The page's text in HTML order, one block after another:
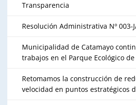
Transparencia
Resolución Administrativa Nº 003-
Municipalidad de Catamayo
trabajos en el Parque Ecológico de
Retomamos la construcción de
velocidad en puntos estratégicos